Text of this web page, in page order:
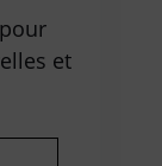
et